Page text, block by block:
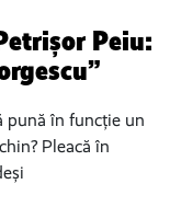
Peiu:
pună în funcție un
Pleacă în